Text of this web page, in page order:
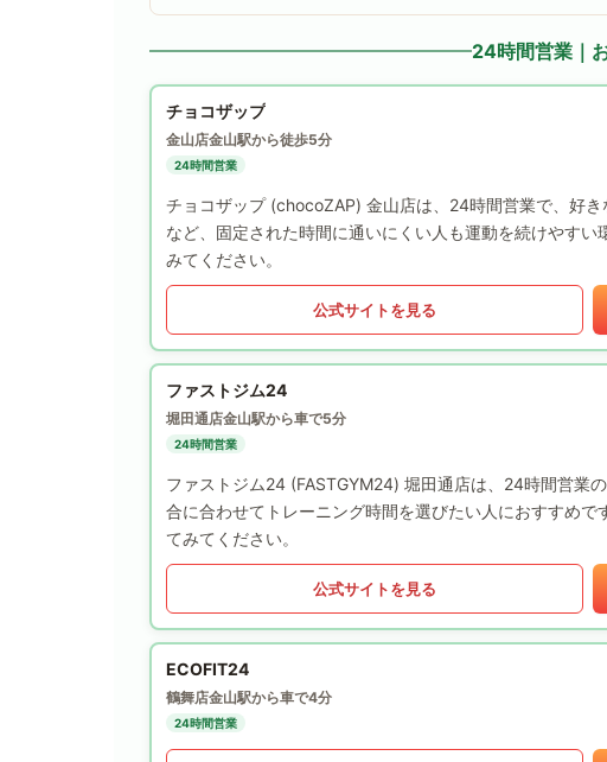
24時間営業｜
チョコザップ
金山店金山駅から徒歩5分
24時間営業
チョコザップ (chocoZAP) 金山店は、24時間営業で、好
など、固定された時間に通いにくい人も運動を続けやす
みてください。
公式サイトを見る
ファストジム24
堀田通店金山駅から車で5分
24時間営業
ファストジム24 (FASTGYM24) 堀田通店は、24時間営業
合に合わせてトレーニング時間を選びたい人におすすめ
てみてください。
公式サイトを見る
ECOFIT24
鶴舞店金山駅から車で4分
24時間営業